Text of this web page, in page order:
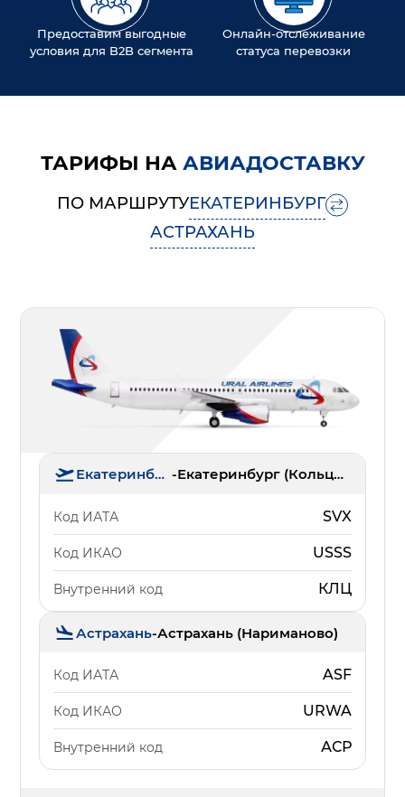
Предоставим выгодные
условия для B2B сегмента
Онлайн-отслеживание
статуса перевозки
ТАРИФЫ НА АВИАДОСТАВКУ
ПО МАРШРУТУЕКАТЕРИНБУРГ
АСТРАХАНЬ
Екатеринбург - Екатеринбург (Кольцово)
Код ИАТА SVX
Код ИКАО USSS
Внутренний код КЛЦ
Астрахань-Астрахань (Нариманово)
Код ИАТА ASF
Код ИКАО URWA
Внутренний код АСР